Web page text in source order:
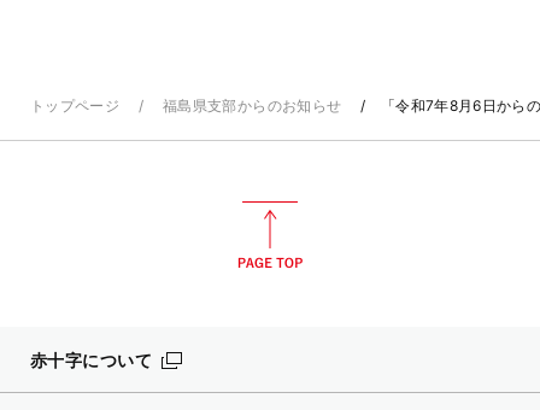
トップページ 福島県支部からのお知らせ 「令和7年8月6日から
赤十字について